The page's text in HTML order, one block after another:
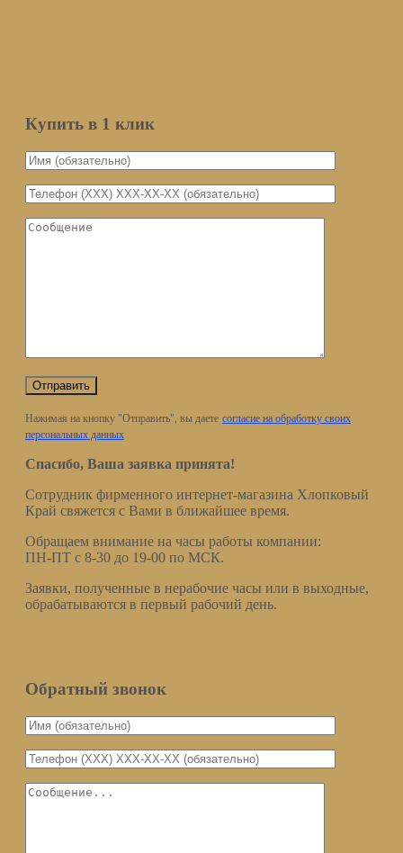
Купить в 1 клик
Нажимая на кнопку "Отправить", вы даете согласие на обработку своих
персональных данных
Спасибо, Ваша заявка принята!
Сотрудник фирменного интернет-магазина Хлопковый
Край свяжется с Вами в ближайшее время.
Обращаем внимание на часы работы компании:
ПН-ПТ с 8-30 до 19-00 по МСК.
Заявки, полученные в нерабочие часы или в выходные,
обрабатываются в первый рабочий день.
Обратный звонок